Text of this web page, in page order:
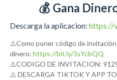
💰 Gana
Descarga la aplicacion: https://
⚠️Como poner código de invitación
dinero: https://bit.ly/3sYcbQQ
⚠️CODIGO DE INVITACION:
⚠️ DESCARGA TIKTOK Y APP